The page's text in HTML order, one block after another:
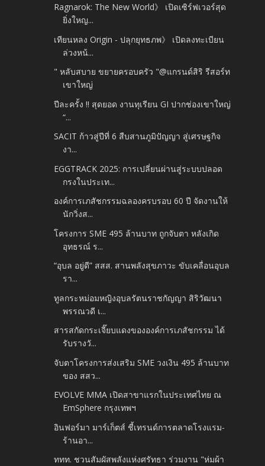
Ragnarok: The New World》 เปิดเซิร์ฟเวอร์สุด
ยิ่งใหญ...
เทียนหลง Origin - ปลุกยุทธภพ》 เปิดลงทะเบียน
ล่วงหน้...
" หลับสบาย ขยายครอบครัว "@แกรนด์สิริ รีสอร์ท
เขาใหญ่
ปีละครั้ง !! สุดยอด งานทุเรียน GI ปากช่องเขาใหญ่
“...
SACIT ก้าวสู่ปีที่ 6 สืบสานภูมิปัญญา สู่เศรษฐกิจ
งา...
EGGTRACK 2025: การเปลี่ยนผ่านสู่ระบบปลอด
กรงในประเท...
องค์การเภสัชกรรมฉลองครบรอบ 60 ปี จัดงานให้
นักวิ่งส...
โครงการ SME 495 ล้านบาท ถูกจับตา หลังเกิด
อุทธรณ์ ร...
“อุบล อยู่ดี” สสส. สานพลังสุขภาวะ ขับเคลื่อนอุบล
รา...
ทูลกระหม่อมหญิงอุบลรัตนราชกัญญา สิริวัฒนา
พรรณวดี เ...
สารสกัดกระเจี๊ยบแดงขององค์การเภสัชกรรม ได้
รับรางวั...
จับตาโครงการส่งเสริม SME วงเงิน 495 ล้านบาท
ของ สสว...
EVOLVE MMA เปิดสาขาแรกในประเทศไทย ณ
EmSphere กรุงเทพฯ
อินฟอร์มา มาร์เก็ตส์ ชี้เทรนด์การตลาดโรงแรม-
ร้านอา...
ททท. ชวนสัมผัสพลังแห่งศรัทธา ร่วมงาน "ห่มผ้า